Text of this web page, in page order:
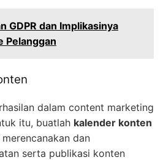
GDPR dan Implikasinya
Pelanggan
dalam content marketing
itu, buatlah kalender konten
dan
serta publikasi konten